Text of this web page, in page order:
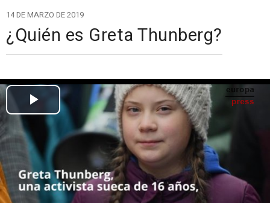
14 DE MARZO DE 2019
¿Quién es Greta Thunberg?